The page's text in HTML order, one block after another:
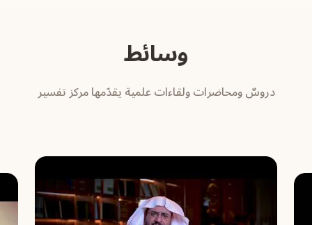
وسائط
دروسٌ ومحاضرات ولقاءات علمية يقدّمها مركز تفسير